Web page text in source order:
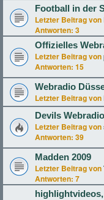
Football in der
Letzter Beitrag von
Antworten: 3
Offizielles
Letzter Beitrag von
Antworten: 15
Webradio
Letzter Beitrag von
Devils
Letzter Beitrag von
Antworten: 39
Madden 2009
Letzter Beitrag von
Antworten: 7